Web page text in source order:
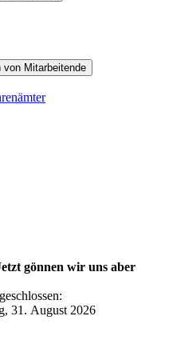
von Mitarbeitende
gönnen wir uns aber
31. August 2026